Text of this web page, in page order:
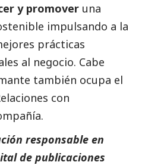
y promover una
impulsando a la
prácticas
al negocio. Cabe
también ocupa el
con
responsable en
de publicaciones